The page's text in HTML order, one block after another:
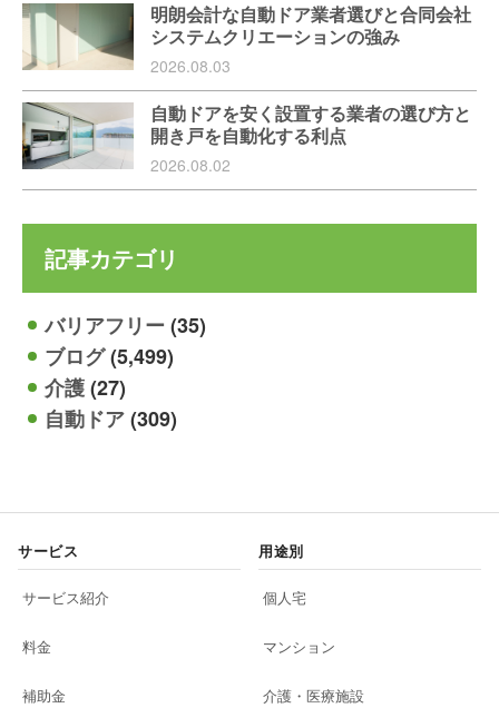
明朗会計な自動ドア業者選びと合同会社
システムクリエーションの強み
2026.08.03
自動ドアを安く設置する業者の選び方と
開き戸を自動化する利点
2026.08.02
記事カテゴリ
バリアフリー(35)
ブログ(5,499)
介護(27)
自動ドア(309)
サービス
サービス紹介
料金
補助金
用途別
個人宅
マンション
介護・医療施設